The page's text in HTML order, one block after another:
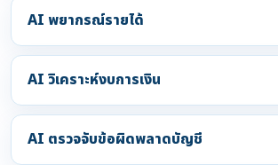
AI พยากรณ์รายได้
AI วิเคราะห์งบการเงิน
AI ตรวจจับข้อผิดพลาดบัญชี